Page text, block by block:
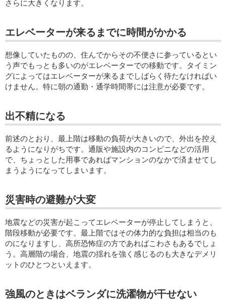
さらに大きくなります。
エレベーターが来るまでに時間がかかる
想像していたものの、住んでからその不便さに参っているとい
う声でもっとも多いのがエレベーターでの移動です。タイミン
グによってはエレベーターが来るまでしばらく待たなければい
けません。特に朝の通勤・通学時間帯には注意が必要です。
出不精になる
前述のとおり、最上階は移動の負荷が大きいので、外出を控え
るようになりがちです。通販や施設内のコンビニなどの活用
で、ちょっとした用事であればマンションのなかで済ませてし
まうようになってしまいます。
災害時の避難が大変
地震などの災害が起こってエレベーターが停止してしまうと、
階段移動が必要です。最上階ではその体力的な負担は相当のも
のになりますし、高所恐怖症の方であればこわさもあるでしょ
う。高層階の場合、地震の揺れを強く感じるのも大きなデメリ
ットのひとつといえます。
強風のときはベランダに洗濯物が干せない